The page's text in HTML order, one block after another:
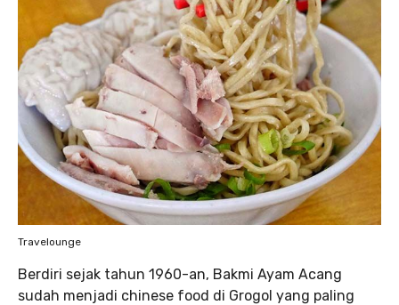
Travelounge
Berdiri sejak tahun 1960-an, Bakmi Ayam Acang
sudah menjadi chinese food di Grogol yang paling